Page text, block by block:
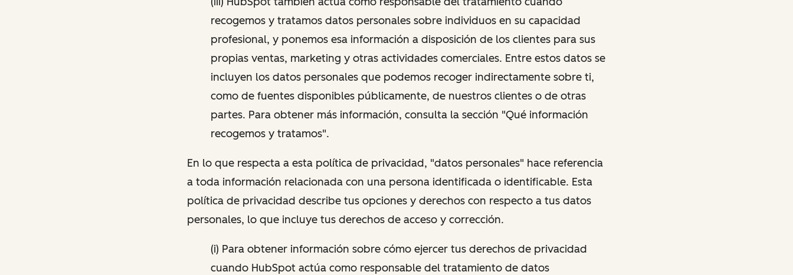
recogemos y tratamos datos personales sobre individuos en su capacidad
profesional, y ponemos esa información a disposición de los clientes para sus
propias ventas, marketing y otras actividades comerciales. Entre estos datos se
incluyen los datos personales que podemos recoger indirectamente sobre ti,
como de fuentes disponibles públicamente, de nuestros clientes o de otras
partes. Para obtener más información, consulta la sección "Qué información
recogemos y tratamos".
En lo que respecta a esta política de privacidad, "datos personales" hace referencia
a toda información relacionada con una persona identificada o identificable. Esta
política de privacidad describe tus opciones y derechos con respecto a tus datos
personales, lo que incluye tus derechos de acceso y corrección.
(i) Para obtener información sobre cómo ejercer tus derechos de privacidad
cuando HubSpot actúa como responsable del tratamiento de datos